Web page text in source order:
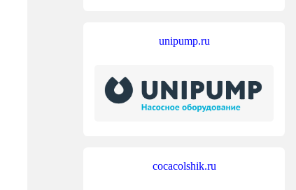
unipump.ru
cocacolshik.ru